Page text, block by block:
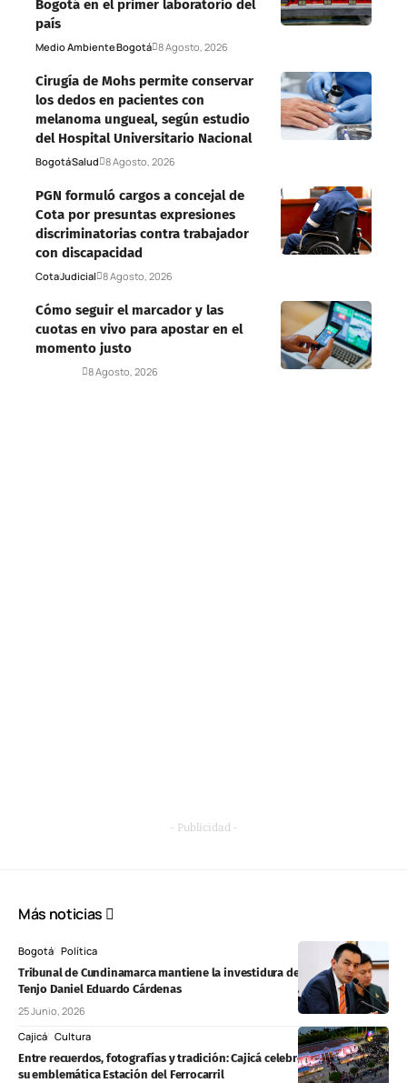
Bogotá en el primer laboratorio del
país
Medio AmbienteBogotá 8 Agosto, 2026
Cirugía de Mohs permite conservar
los dedos en pacientes con
melanoma ungueal, según estudio
del Hospital Universitario Nacional
BogotáSalud 8 Agosto, 2026
PGN formuló cargos a concejal de
Cota por presuntas expresiones
discriminatorias contra trabajador
con discapacidad
CotaJudicial 8 Agosto, 2026
Cómo seguir el marcador y las
cuotas en vivo para apostar en el
momento justo
8 Agosto, 2026
- Publicidad -
Más noticias
Bogotá Política
Tribunal de Cundinamarca mantiene la investidura del concejal de
Tenjo Daniel Eduardo Cárdenas
25 Junio, 2026
Cajicá Cultura
Entre recuerdos, fotografías y tradición: Cajicá celebró los 100 años de
su emblemática Estación del Ferrocarril